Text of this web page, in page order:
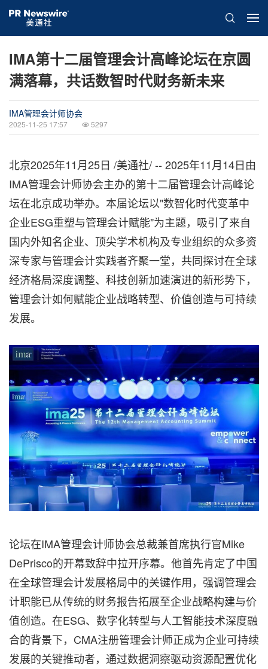
IMA第十二届管理会计高峰论坛在京圆
满落幕，共话数智时代财务新未来
IMA管理会计师协会
2025-11-25 17:57 5297
北京2025年11月25日 /美通社/ -- 2025年11月14日由
IMA管理会计师协会主办的第十二届管理会计高峰论
坛在北京成功举办。本届论坛以"数智化时代变革中
企业ESG重塑与管理会计赋能"为主题，吸引了来自
国内外知名企业、顶尖学术机构及专业组织的众多资
深专家与管理会计实践者齐聚一堂，共同探讨在全球
经济格局深度调整、科技创新加速演进的新形势下，
管理会计如何赋能企业战略转型、价值创造与可持续
发展。
论坛在IMA管理会计师协会总裁兼首席执行官Mike
DePrisco的开幕致辞中拉开序幕。他首先肯定了中国
在全球管理会计发展格局中的关键作用，强调管理会
计职能已从传统的财务报告拓展至企业战略构建与价
值创造。在ESG、数字化转型与人工智能技术深度融
合的背景下，CMA注册管理会计师正成为企业可持续
发展的关键推动者，通过数据洞察驱动资源配置优化